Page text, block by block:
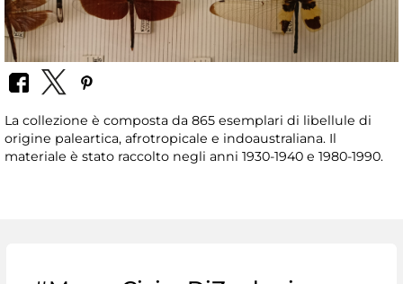
La collezione è composta da 865 esemplari di libellule di
origine paleartica, afrotropicale e indoaustraliana. Il
materiale è stato raccolto negli anni 1930-1940 e 1980-1990.